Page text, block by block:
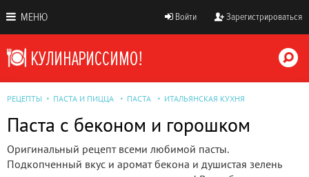
МЕНЮ Войти Зарегистрироваться
РЕЦЕПТЫ ПАСТА И ПИЦЦА ПАСТА ИТАЛЬЯНСКАЯ КУХНЯ
Паста с беконом и горошком
Оригинальный рецепт всеми любимой пасты.
Подкопченный вкус и аромат бекона и душистая зелень